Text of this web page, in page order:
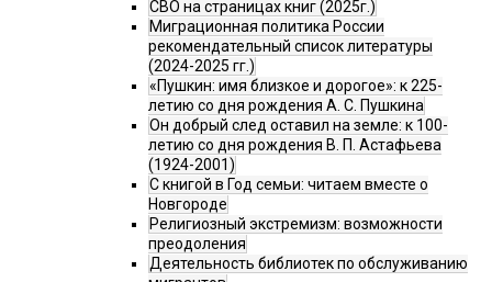
СВО на страницах книг (2025г.)
Миграционная политика России
рекомендательный список литературы
(2024-2025 гг.)
«Пушкин: имя близкое и дорогое»: к 225-
летию со дня рождения А. С. Пушкина
Он добрый след оставил на земле: к 100-
летию со дня рождения В. П. Астафьева
(1924-2001)
С книгой в Год семьи: читаем вместе о
Новгороде
Религиозный экстремизм: возможности
преодоления
Деятельность библиотек по обслуживанию